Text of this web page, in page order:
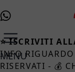
MENU
⭐ ISCRIVITI
INFO
RISERVATI - 💰